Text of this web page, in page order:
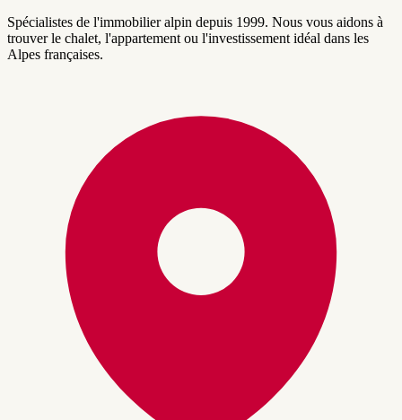
Spécialistes de l'immobilier alpin depuis 1999. Nous vous aidons à
trouver le chalet, l'appartement ou l'investissement idéal dans les
Alpes françaises.